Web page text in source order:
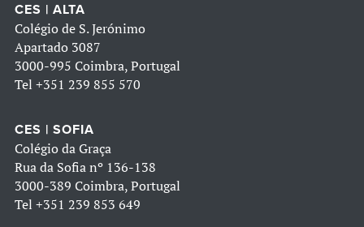
CES | ALTA
Colégio de S. Jerónimo
Apartado 3087
3000-995 Coimbra, Portugal
Tel +351 239 855 570
CES | SOFIA
Colégio da Graça
Rua da Sofia nº 136-138
3000-389 Coimbra, Portugal
Tel +351 239 853 649